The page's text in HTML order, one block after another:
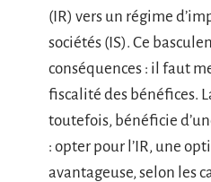
(IR) vers un régime
sociétés (IS). Ce
conséquences : il faut
fiscalité des bénéfices.
toutefois, bénéficie
: opter pour l’IR, une
avantageuse, selon les